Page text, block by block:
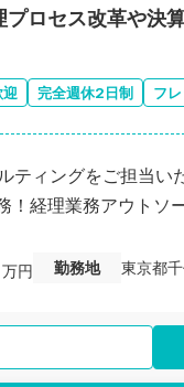
ロセス改革や決
完全週休2日制 フ
ティングをご担当い
！経理業務アウトソ
万円 勤務地 東京都